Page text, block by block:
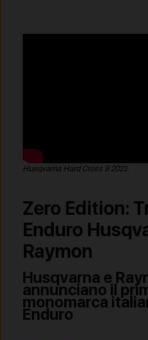
Husqvarna Hard Cross 8 2021
Zero Edition:
Enduro
Raymon
Husqvarna e
annunciano il
monomarca
Enduro